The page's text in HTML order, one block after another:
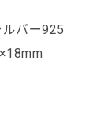
バー925